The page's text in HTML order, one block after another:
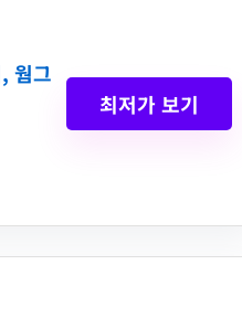
웜그
최저가 보기